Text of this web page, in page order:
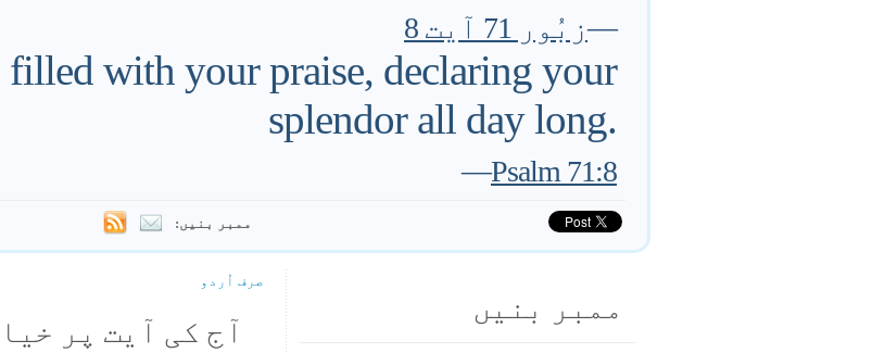
—زبُور 71 آیت 8
with your praise, declaring your
splendor all day long.
—Psalm 71:8
ممبر بنیں:
صرف اُردو
آج کی آیت پر
ممبر بنیں